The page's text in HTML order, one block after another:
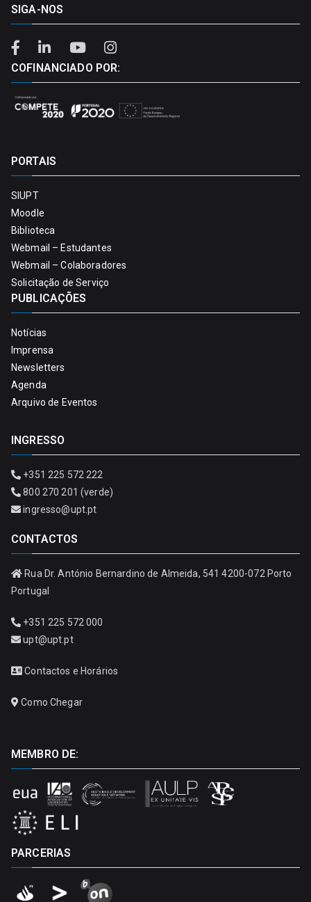
SIGA-NOS
COFINANCIADO POR:
PORTAIS
SIUPT
Moodle
Biblioteca
Webmail – Estudantes
Webmail – Colaboradores
Solicitação de Serviço
PUBLICAÇÕES
Notícias
Imprensa
Newsletters
Agenda
Arquivo de Eventos
INGRESSO
+351 225 572 222
800 270 201 (verde)
ingresso@upt.pt
CONTACTOS
Rua Dr. António Bernardino de Almeida, 541 4200-072 Porto
Portugal
+351 225 572 000
upt@upt.pt
Contactos e Horários
Como Chegar
MEMBRO DE:
PARCERIAS